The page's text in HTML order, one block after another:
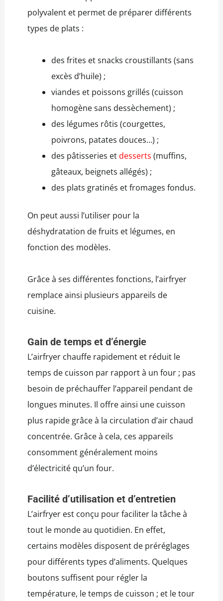
polyvalent et permet de préparer différents
types de plats :
des frites et snacks croustillants (sans
excès d’huile) ;
viandes et poissons grillés (cuisson
homogène sans dessèchement) ;
des légumes rôtis (courgettes,
poivrons, patates douces…) ;
des pâtisseries etdesserts (muffins,
gâteaux, beignets allégés) ;
des plats gratinés et fromages fondus.
On peut aussi l’utiliser pour la
déshydratation de fruits et légumes, en
fonction des modèles.
Grâce à ses différentes fonctions, l’airfryer
remplace ainsi plusieurs appareils de
cuisine.
Gain de temps et d’énergie
L’airfryer chauffe rapidement et réduit le
temps de cuisson par rapport à un four ; pas
besoin de préchauffer l’appareil pendant de
longues minutes. Il offre ainsi une cuisson
plus rapide grâce à la circulation d’air chaud
concentrée. Grâce à cela, ces appareils
consomment généralement moins
d’électricité qu’un four.
Facilité d’utilisation et d’entretien
L’airfryer est conçu pour faciliter la tâche à
tout le monde au quotidien. En effet,
certains modèles disposent de préréglages
pour différents types d’aliments. Quelques
boutons suffisent pour régler la
température, le temps de cuisson ; et le tour